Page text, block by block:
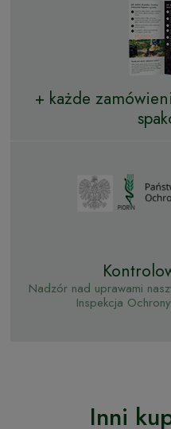
+ każde
Nadzór nad uprawami
Inspekcja
Inni